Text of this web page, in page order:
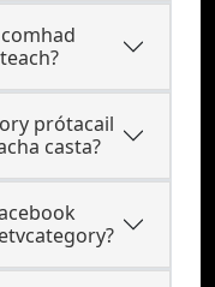
prótacail
casta?